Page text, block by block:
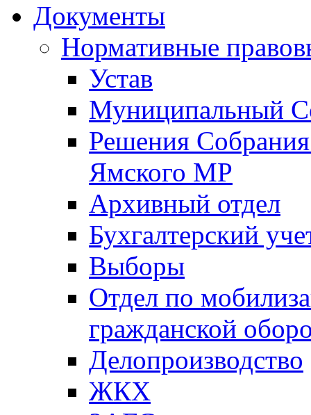
Документы
Нормативные
Устав
Муниципальный
Решения
Ямского МР
Архивный отдел
Бухгалтерский
Выборы
Отдел по
гражданской
Делопроизводство
ЖКХ